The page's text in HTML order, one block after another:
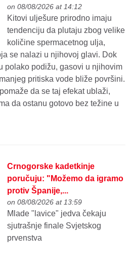
on 08/08/2026 at 14:12
Kitovi ulješure prirodno imaju
tendenciju da plutaju zbog velike
količine spermacetnog ulja,
se nalazi u njihovoj glavi. Dok
polako podižu, gasovi u njihovim
pritiska vode bliže površini.
da se taj efekat ublaži,
da ostanu gotovo bez težine u
Crnogorske kadetkinje
poručuju: "Možemo da igramo
protiv Španije,...
on 08/08/2026 at 13:59
Mlade "lavice" jedva čekaju
sjutrašnje finale Svjetskog
prvenstva